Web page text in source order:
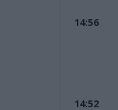
14:56
14:52